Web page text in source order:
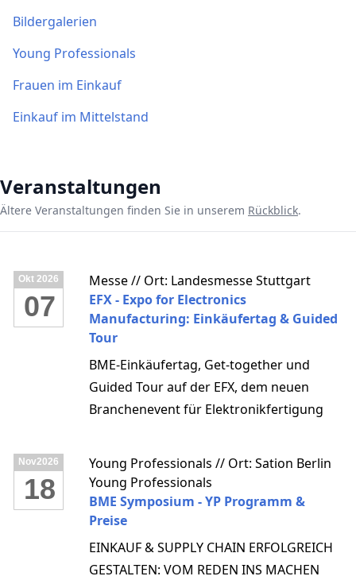
Bildergalerien
Young Professionals
Frauen im Einkauf
Einkauf im Mittelstand
Veranstaltungen
Ältere Veranstaltungen finden Sie in unserem Rückblick.
Okt 2026
07
Messe // Ort: Landesmesse Stuttgart
EFX - Expo for Electronics
Manufacturing: Einkäufertag & Guided
Tour
BME-Einkäufertag, Get-together und
Guided Tour auf der EFX, dem neuen
Branchenevent für Elektronikfertigung
Nov2026
18
Young Professionals // Ort: Sation Berlin
Young Professionals
BME Symposium - YP Programm &
Preise
EINKAUF & SUPPLY CHAIN ERFOLGREICH
GESTALTEN: VOM REDEN INS MACHEN